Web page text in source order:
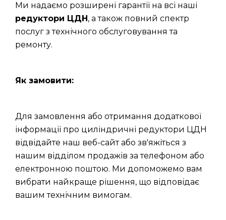
Ми надаємо розширені гарантії на всі наші
редуктори ЦДН, а також повний спектр
послуг з технічного обслуговування та
ремонту.
Як замовити:
Для замовлення або отримання додаткової
інформації про циліндричні редуктори ЦДН
відвідайте наш веб-сайт або зв'яжіться з
нашим відділом продажів за телефоном або
електронною поштою. Ми допоможемо вам
вибрати найкраще рішення, що відповідає
вашим технічним вимогам.